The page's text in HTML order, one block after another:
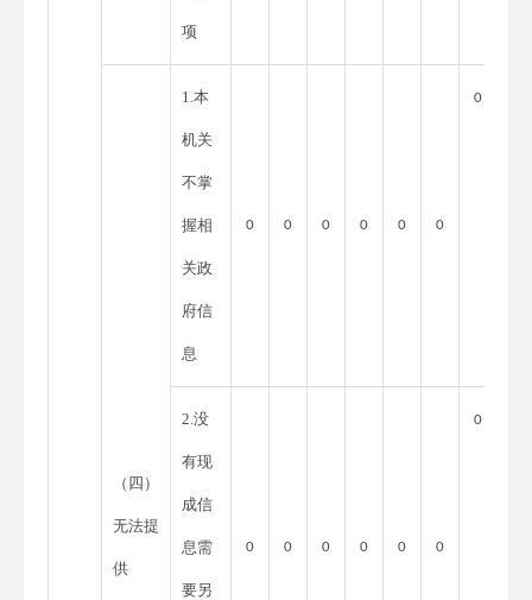
项
（四）
无法提
供
1.本
机关
不掌
握相
关政
府信
息
0 0 0 0 0 0
0
2.没
有现
成信
息需
要另
0 0 0 0 0 0
0